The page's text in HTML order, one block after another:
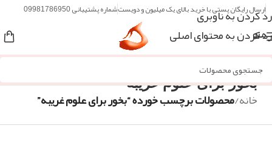
رد کردن به ناوبری
رد کردن به محتوای اصلی
ارسال رایگان پستی با خرید بالای یک میلیون و دویستشماره پشتیبانی 09981786950
منو
بخور برای علوم غریبه
خانه/محصولات برچسب خورده “بخور برای علوم غریبه”